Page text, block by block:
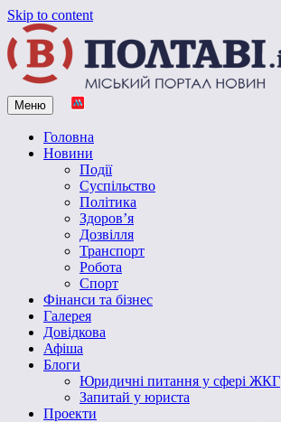
Skip to content
Vpoltave.info
Полтавський портал новин
Меню
Головна
Новини
Події
Суспільство
Політика
Здоров’я
Дозвілля
Транспорт
Робота
Спорт
Фінанси та бізнес
Галерея
Довідкова
Афіша
Блоги
Юридичні питання у сфері ЖКГ
Запитай у юриста
Проекти